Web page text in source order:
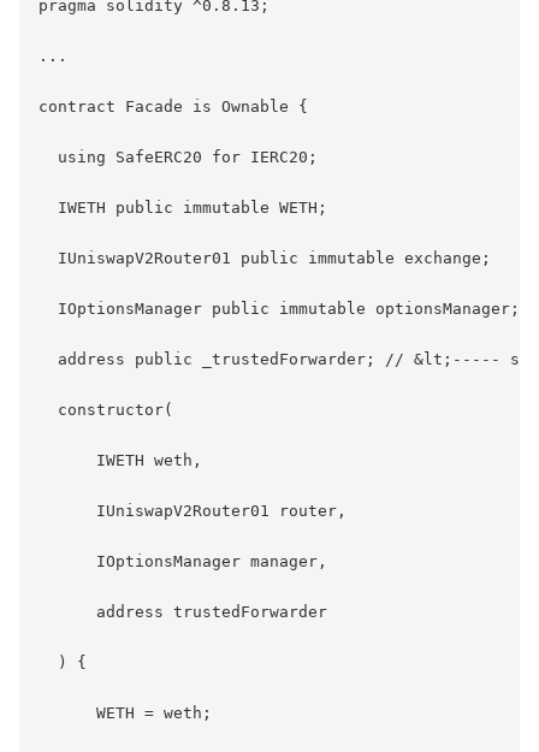
pragma solidity ^0.8.13;
...
contract Facade is Ownable {
  using SafeERC20 for IERC20;
  IWETH public immutable WETH;
  IUniswapV2Router01 public immutable exchange;
  IOptionsManager public immutable optionsManager;
address public _trustedForwarder; // &lt;-----
  constructor(
      IWETH weth,
      IUniswapV2Router01 router,
      IOptionsManager manager,
      address trustedForwarder
  ) {
      WETH = weth;